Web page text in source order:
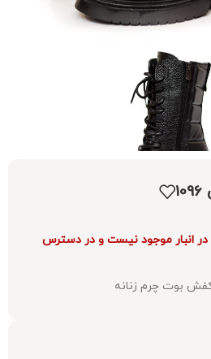
کنید
انبار موجود نیست و در دسترس
بوت چرم زنانه